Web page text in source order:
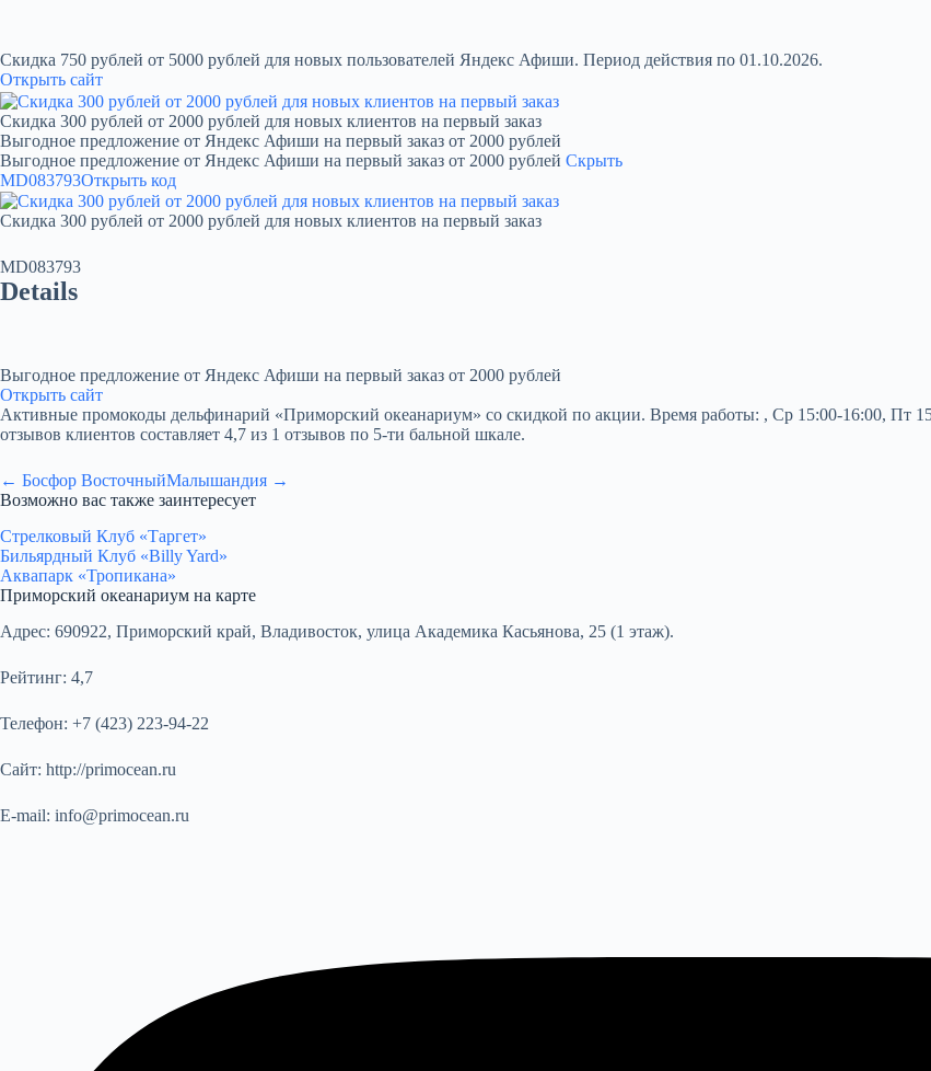
Скидка 750 рублей от 5000 рублей для новых пользователей Яндекс Афиши. Период действия по 01.10.2026.
Открыть сайт
Скидка 300 рублей от 2000 рублей для новых клиентов на первый заказ
Выгодное предложение от Яндекс Афиши на первый заказ от 2000 рублей
Выгодное предложение от Яндекс Афиши на первый заказ от 2000 рублей Скрыть
MD083793Открыть код
Скидка 300 рублей от 2000 рублей для новых клиентов на первый заказ
MD083793
Details
Выгодное предложение от Яндекс Афиши на первый заказ от 2000 рублей
Открыть сайт
Активные промокоды дельфинарий «Приморский океанариум» со скидкой по акции. Время работы: , Ср 15:00-16:00, Пт
отзывов клиентов составляет 4,7 из 1 отзывов по 5-ти бальной шкале.
← Босфор ВосточныйМалышандия →
Возможно вас также заинтересует
Стрелковый Клуб «Таргет»
Бильярдный Клуб «Billy Yard»
Аквапарк «Тропикана»
Приморский океанариум на карте
Адрес: 690922, Приморский край, Владивосток, улица Академика Касьянова, 25 (1 этаж).
Рейтинг: 4,7
Телефон: +7 (423) 223-94-22
Сайт: http://primocean.ru
E-mail: info@primocean.ru